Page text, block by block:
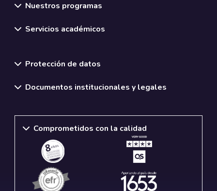
Nuestros programas
Servicios académicos
Protección de datos
Documentos institucionales y legales
Comprometidos con la calidad